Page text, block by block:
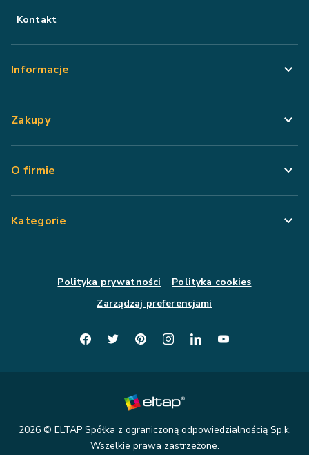
Kontakt
Informacje
Zakupy
O firmie
Kategorie
Polityka prywatności
Polityka cookies
Zarządzaj preferencjami
2026© ELTAP Spółka z ograniczoną odpowiedzialnością Sp.k.
Wszelkie prawa zastrzeżone.